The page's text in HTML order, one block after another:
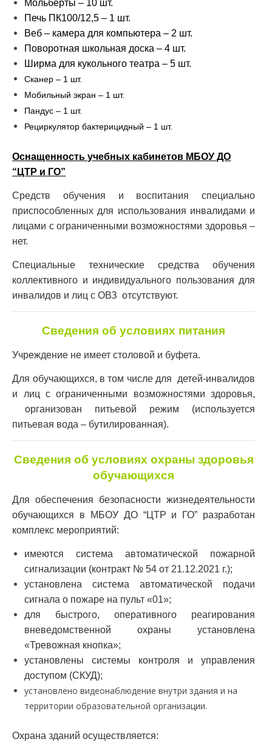
Мольберты – 10 шт.
Печь ПК100/12,5 – 1 шт.
Веб – камера для компьютера – 2 шт.
Поворотная школьная доска – 4 шт.
Ширма для кукольного театра – 5 шт.
Сканер – 1 шт.
Мобильный экран – 1 шт.
Пандус – 1 шт.
Рециркулятор бактерицидный – 1 шт.
Оснащенность учебных кабинетов МБОУ ДО
“ЦТР и ГО”
Средств обучения и воспитания специально
приспособленных для использования инвалидами и
лицами с ограниченными возможностями здоровья –
нет.
Специальные технические средства обучения
коллективного и индивидуального пользования для
инвалидов и лиц с ОВЗ отсутствуют.
Сведения об условиях питания
Учреждение не имеет столовой и буфета.
Для обучающихся, в том числе для детей-инвалидов
и лиц с ограниченными возможностями здоровья,
организован питьевой режим (используется
питьевая вода – бутилированная).
Сведения об условиях охраны здоровья
обучающихся
Для обеспечения безопасности жизнедеятельности
обучающихся в МБОУ ДО “ЦТР и ГО” разработан
комплекс мероприятий:
имеются система автоматической пожарной
сигнализации (контракт № 54 от 21.12.2021 г.);
установлена система автоматической подачи
сигнала о пожаре на пульт «01»;
для быстрого, оперативного реагирования
вневедомственной охраны установлена
«Тревожная кнопка»;
установлены системы контроля и управления
доступом (СКУД);
установлено видеонаблюдение внутри здания и на
территории образовательной организации.
Охрана зданий осуществляется: